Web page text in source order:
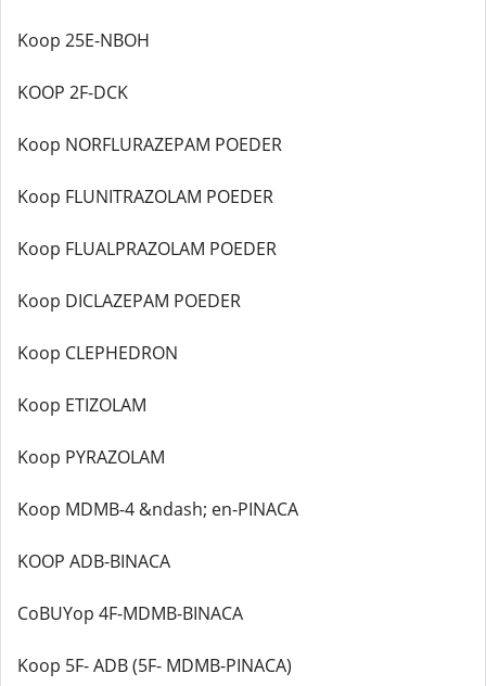
Koop 25E-NBOH
KOOP 2F-DCK
Koop NORFLURAZEPAM POEDER
Koop FLUNITRAZOLAM POEDER
Koop FLUALPRAZOLAM POEDER
Koop DICLAZEPAM POEDER
Koop CLEPHEDRON
Koop ETIZOLAM
Koop PYRAZOLAM
Koop MDMB-4 &ndash; en-PINACA
KOOP ADB-BINACA
CoBUYop 4F-MDMB-BINACA
Koop 5F- ADB (5F- MDMB-PINACA)